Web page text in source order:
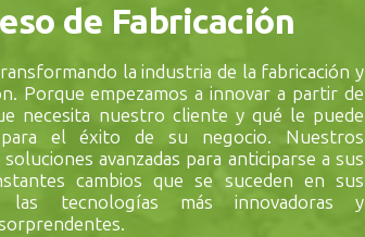
de Fabricación
la industria de la fabricación y
Porque empezamos a innovar a partir de
necesita nuestro cliente y qué le puede
el éxito de su negocio. Nuestros
avanzadas para anticiparse a sus
cambios que se suceden en sus
las tecnologías más innovadoras y